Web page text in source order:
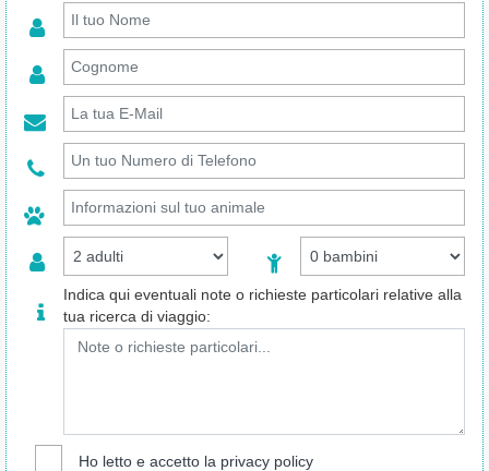
Indica qui eventuali note o richieste particolari relative alla
tua ricerca di viaggio:
Ho letto e accetto la privacy policy